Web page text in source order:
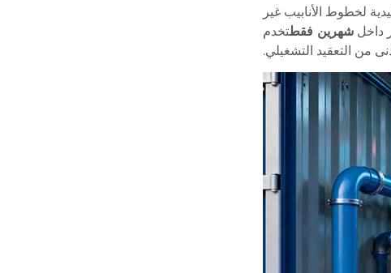
كانت الحلول التقليدية لخطوط الأنابيب غير
داخل شهرين فقطتخدم